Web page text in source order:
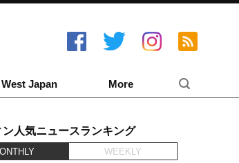
West Japan More
人気ニュースランキング
WEEKLY